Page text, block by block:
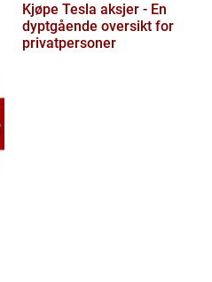
Kjøpe Tesla aksjer - En
dyptgående oversikt for
privatpersoner